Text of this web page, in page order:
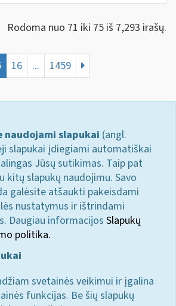
Rodoma nuo 71 iki 75 iš 7,293 irašų.
16 ... 1459
naudojami slapukai (angl.
slapukai įdiegiami automatiškai
Jūsų sutikimas. Taip pat
kitų slapukų naudojimu. Savo
galėsite atšaukti pakeisdami
nustatymus ir ištrindami
Daugiau informacijos Slapukų
politika.
svetainės veikimui ir įgalina
funkcijas. Be šių slapukų